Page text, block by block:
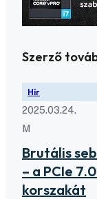
Szerző
Hír
2025.03.24.
M
Brutális
– a PCIe
korszakát